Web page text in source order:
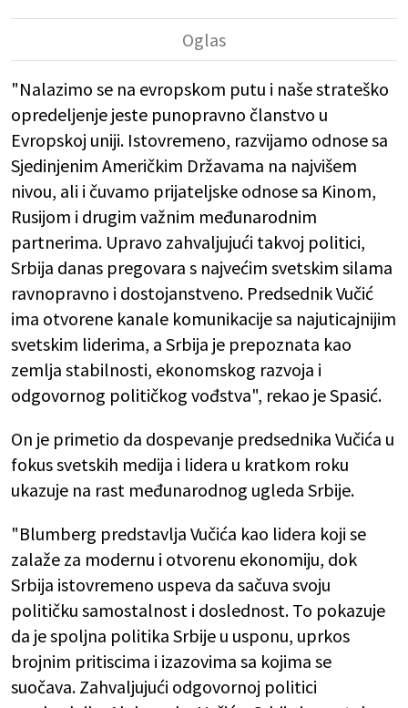
"Nalazimo se na evropskom putu i naše strateško
opredeljenje jeste punopravno članstvo u
Evropskoj uniji. Istovremeno, razvijamo odnose sa
Sjedinjenim Američkim Državama na najvišem
nivou, ali i čuvamo prijateljske odnose sa Kinom,
Rusijom i drugim važnim međunarodnim
partnerima. Upravo zahvaljujući takvoj politici,
Srbija danas pregovara s najvećim svetskim silama
ravnopravno i dostojanstveno. Predsednik Vučić
ima otvorene kanale komunikacije sa najuticajnijim
svetskim liderima, a Srbija je prepoznata kao
zemlja stabilnosti, ekonomskog razvoja i
odgovornog političkog vođstva", rekao je Spasić.
On je primetio da dospevanje predsednika Vučića u
fokus svetskih medija i lidera u kratkom roku
ukazuje na rast međunarodnog ugleda Srbije.
"Blumberg predstavlja Vučića kao lidera koji se
zalaže za modernu i otvorenu ekonomiju, dok
Srbija istovremeno uspeva da sačuva svoju
političku samostalnost i doslednost. To pokazuje
da je spoljna politika Srbije u usponu, uprkos
brojnim pritiscima i izazovima sa kojima se
suočava. Zahvaljujući odgovornoj politici